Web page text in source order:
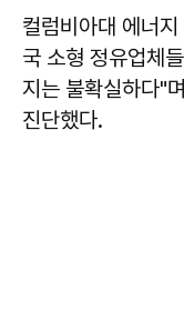
컬럼비아대 에너
국 소형 정유업체
지는 불확실하다"
진단했다.